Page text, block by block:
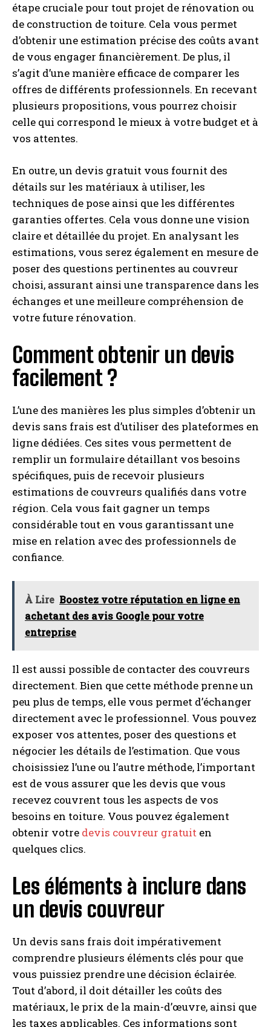
étape cruciale pour tout projet de rénovation ou
de construction de toiture. Cela vous permet
d’obtenir une estimation précise des coûts avant
de vous engager financièrement. De plus, il
s’agit d’une manière efficace de comparer les
offres de différents professionnels. En recevant
plusieurs propositions, vous pourrez choisir
celle qui correspond le mieux à votre budget et à
vos attentes.
En outre, un devis gratuit vous fournit des
détails sur les matériaux à utiliser, les
techniques de pose ainsi que les différentes
garanties offertes. Cela vous donne une vision
claire et détaillée du projet. En analysant les
estimations, vous serez également en mesure de
poser des questions pertinentes au couvreur
choisi, assurant ainsi une transparence dans les
échanges et une meilleure compréhension de
votre future rénovation.
Comment obtenir un devis
facilement ?
L’une des manières les plus simples d’obtenir un
devis sans frais est d’utiliser des plateformes en
ligne dédiées. Ces sites vous permettent de
remplir un formulaire détaillant vos besoins
spécifiques, puis de recevoir plusieurs
estimations de couvreurs qualifiés dans votre
région. Cela vous fait gagner un temps
considérable tout en vous garantissant une
mise en relation avec des professionnels de
confiance.
À Lire Boostez votre réputation en ligne en
achetant des avis Google pour votre
entreprise
Il est aussi possible de contacter des couvreurs
directement. Bien que cette méthode prenne un
peu plus de temps, elle vous permet d’échanger
directement avec le professionnel. Vous pouvez
exposer vos attentes, poser des questions et
négocier les détails de l’estimation. Que vous
choisissiez l’une ou l’autre méthode, l’important
est de vous assurer que les devis que vous
recevez couvrent tous les aspects de vos
besoins en toiture. Vous pouvez également
obtenir votre devis couvreur gratuit en
quelques clics.
Les éléments à inclure dans
un devis couvreur
Un devis sans frais doit impérativement
comprendre plusieurs éléments clés pour que
vous puissiez prendre une décision éclairée.
Tout d’abord, il doit détailler les coûts des
matériaux, le prix de la main-d’œuvre, ainsi que
les taxes applicables. Ces informations sont